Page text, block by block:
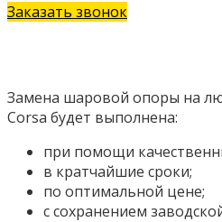
Заказать звонок
Замена шаровой опоры на
Corsa будет выполнена:
при помощи
в кратчайшие сроки;
по оптимальной цене;
с сохранением